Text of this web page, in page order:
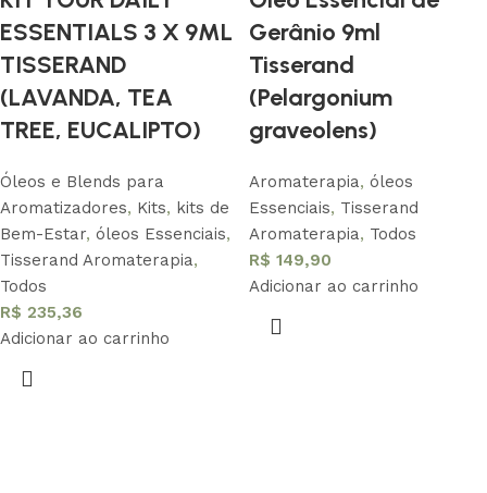
ESSENTIALS 3 X 9ML
TISSERAND
(LAVANDA, TEA
TREE, EUCALIPTO)
Óleos e Blends para
Aromatizadores, Kits, kits de
Bem-Estar, óleos Essenciais,
Tisserand Aromaterapia,
Todos
R$ 235,36
Adicionar ao carrinho
Gerânio 9ml
Tisserand
(Pelargonium
graveolens)
Aromaterapia, óleos
Essenciais, Tisserand
Aromaterapia, Todos
R$ 149,90
Adicionar ao carrinho